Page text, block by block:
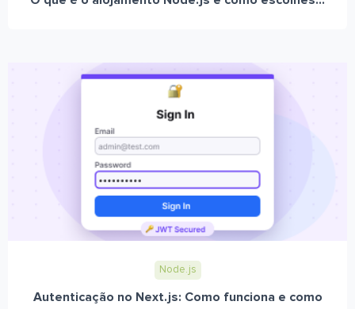
Node.js
Autenticação no Next.js: Como funciona e como